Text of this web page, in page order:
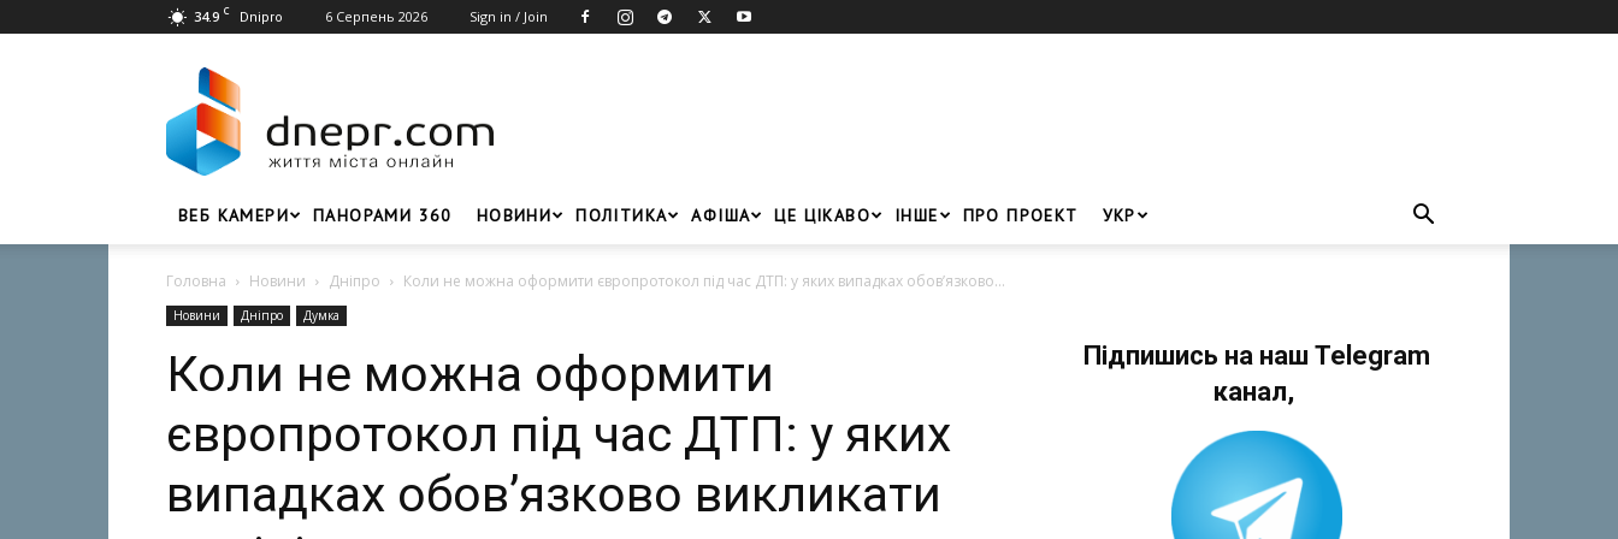
34.9 C Dnipro 6 Серпень 2026 Sign in / Join
Головний
портал
Дніпра
ВЕБ КАМЕРИ ПАНОРАМИ 360 НОВИНИ ПОЛІТИКА АФІША ЦЕ ЦІКАВО ІНШЕ ПРО ПРОЕКТ УКР
Головна Новини Дніпро Коли не можна оформити європротокол під час ДТП: у яких випадках обов’язково...
Новини Дніпро Думка
Коли не можна оформити
європротокол під час ДТП: у яких
випадках обов’язково викликати
Підпишись на наш Telegram
канал,